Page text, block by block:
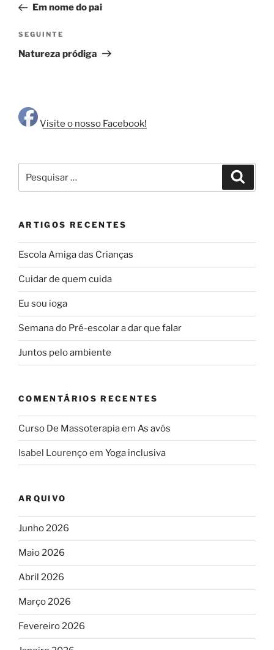
artigos
anterior
Em nome do pai
Conteúdo
seguinte
SEGUINTE
Natureza pródiga
Visite o nosso Facebook!
por:
ARTIGOS RECENTES
Escola Amiga das Crianças
Cuidar de quem cuida
Eu sou ioga
Semana do Pré-escolar a dar que falar
Juntos pelo ambiente
COMENTÁRIOS RECENTES
Curso De Massoterapiaem As avós
Isabel Lourençoem Yoga inclusiva
ARQUIVO
Junho 2026
Maio 2026
Abril 2026
Março 2026
Fevereiro 2026